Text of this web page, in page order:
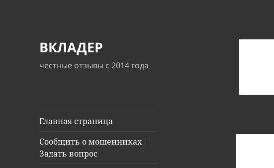
ВКЛАДЕР
честные отзывы с 2014 года
Главная страница
Сообщить о мошенниках |
Задать вопрос